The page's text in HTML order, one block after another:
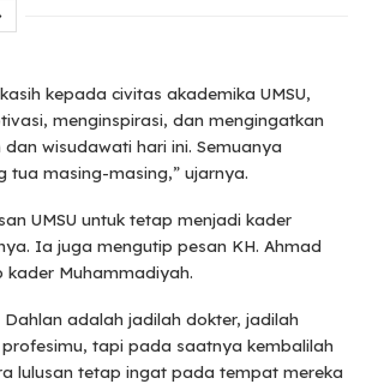
kepada civitas akademika UMSU,
menginspirasi, dan mengingatkan
wisudawati hari ini. Semuanya
tua masing-masing,” ujarnya.
UMSU untuk tetap menjadi kader
Ia juga mengutip pesan KH. Ahmad
Muhammadiyah.
adalah jadilah dokter, jadilah
tapi pada saatnya kembalilah
lulusan tetap ingat pada tempat mereka